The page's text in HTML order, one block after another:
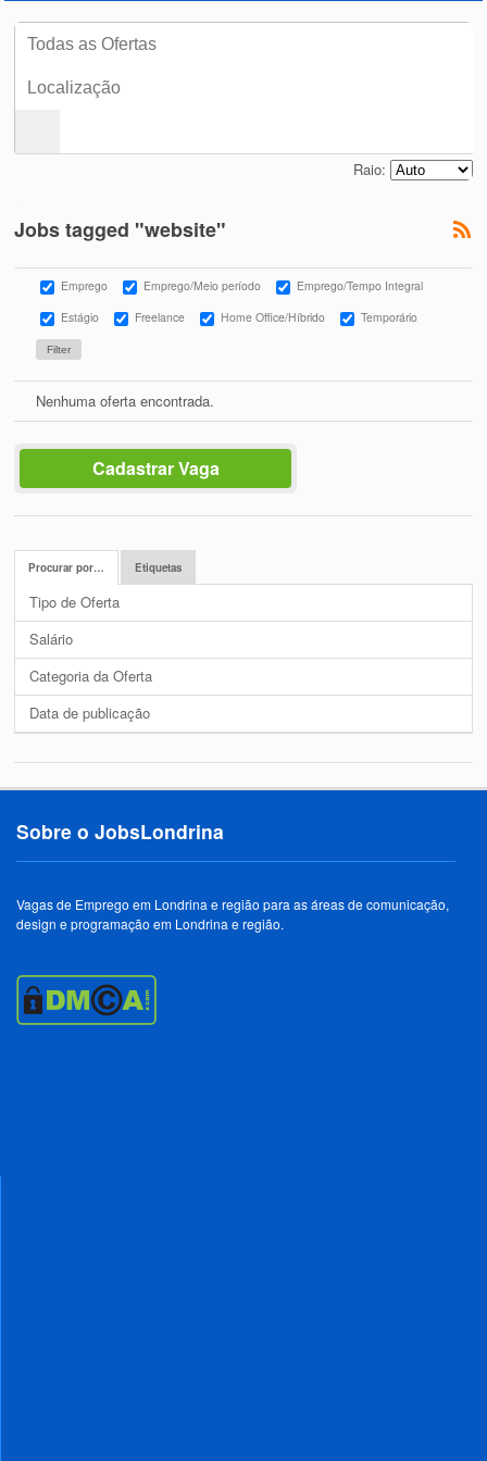
Raio:
Jobs tagged "website"
Emprego Emprego/Meio período
Emprego/Tempo Integral
Estágio
Freelance Home Office/Híbrido Temporário
Nenhuma oferta encontrada.
Cadastrar Vaga
Procurar por… Etiquetas
Tipo de Oferta
Salário
Categoria da Oferta
Data de publicação
Sobre o JobsLondrina
Vagas de Emprego em Londrina e região para as áreas de comunicação,
design e programação em Londrina e região.